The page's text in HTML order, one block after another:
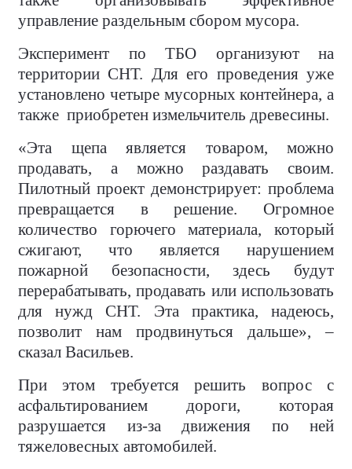
управление раздельным сбором мусора.
Эксперимент по ТБО организуют на
территории СНТ. Для его проведения уже
установлено четыре мусорных контейнера, а
также приобретен измельчитель древесины.
«Эта щепа является товаром, можно
продавать, а можно раздавать своим.
Пилотный проект демонстрирует: проблема
превращается в решение. Огромное
количество горючего материала, который
сжигают, что является нарушением
пожарной безопасности, здесь будут
перерабатывать, продавать или использовать
для нужд СНТ. Эта практика, надеюсь,
позволит нам продвинуться дальше», –
сказал Васильев.
При этом требуется решить вопрос с
асфальтированием дороги, которая
разрушается из-за движения по ней
тяжеловесных автомобилей.